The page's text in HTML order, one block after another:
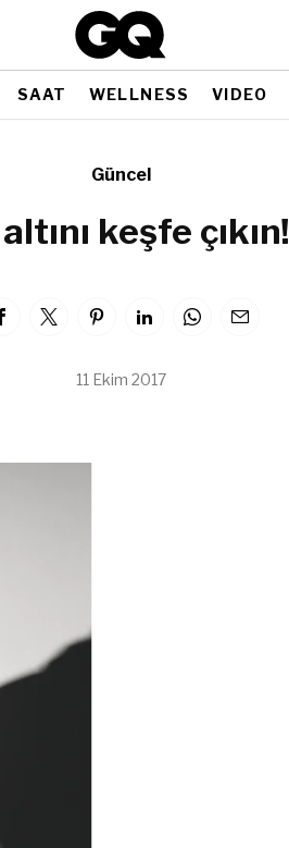
SAAT WELLNESS VIDEO
Güncel
keşfe çıkın!
11 Ekim 2017